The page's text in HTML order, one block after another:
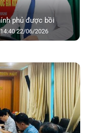
phủ được bồi
22/06/2026